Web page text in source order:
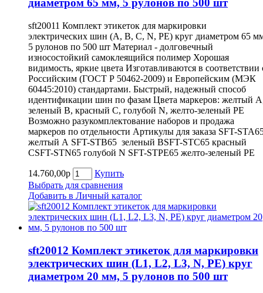
диаметром 65 мм, 5 рулонов по 500 шт
sft20011 Комплект этикеток для маркировки
электрических шин (A, B, С, N, PE) круг диаметром 65
5 рулонов по 500 шт Материал - долговечный
износостойкий самоклеящийся полимер Хорошая
видимость, яркие цвета Изготавливаются в соответствии
Российским (ГОСТ Р 50462-2009) и Европейским (МЭК
60445:2010) стандартами. Быстрый, надежный способ
идентификации шин по фазам Цвета маркеров: желтый
зеленый В, красный С, голубой N, желто-зеленый PE
Возможно разукомплектование наборов и продажа
маркеров по отдельности Артикулы для заказа SFT-
желтый А SFT-STВ65 зеленый ВSFT-STС65 красный
СSFT-STN65 голубой N SFT-STPE65 желто-зеленый PE
14.760,00р
Купить
Выбрать для сравнения
Добавить в Личный каталог
sft20012 Комплект этикеток для маркировки
электрических шин (L1, L2, L3, N, PE) круг
диаметром 20 мм, 5 рулонов по 500 шт